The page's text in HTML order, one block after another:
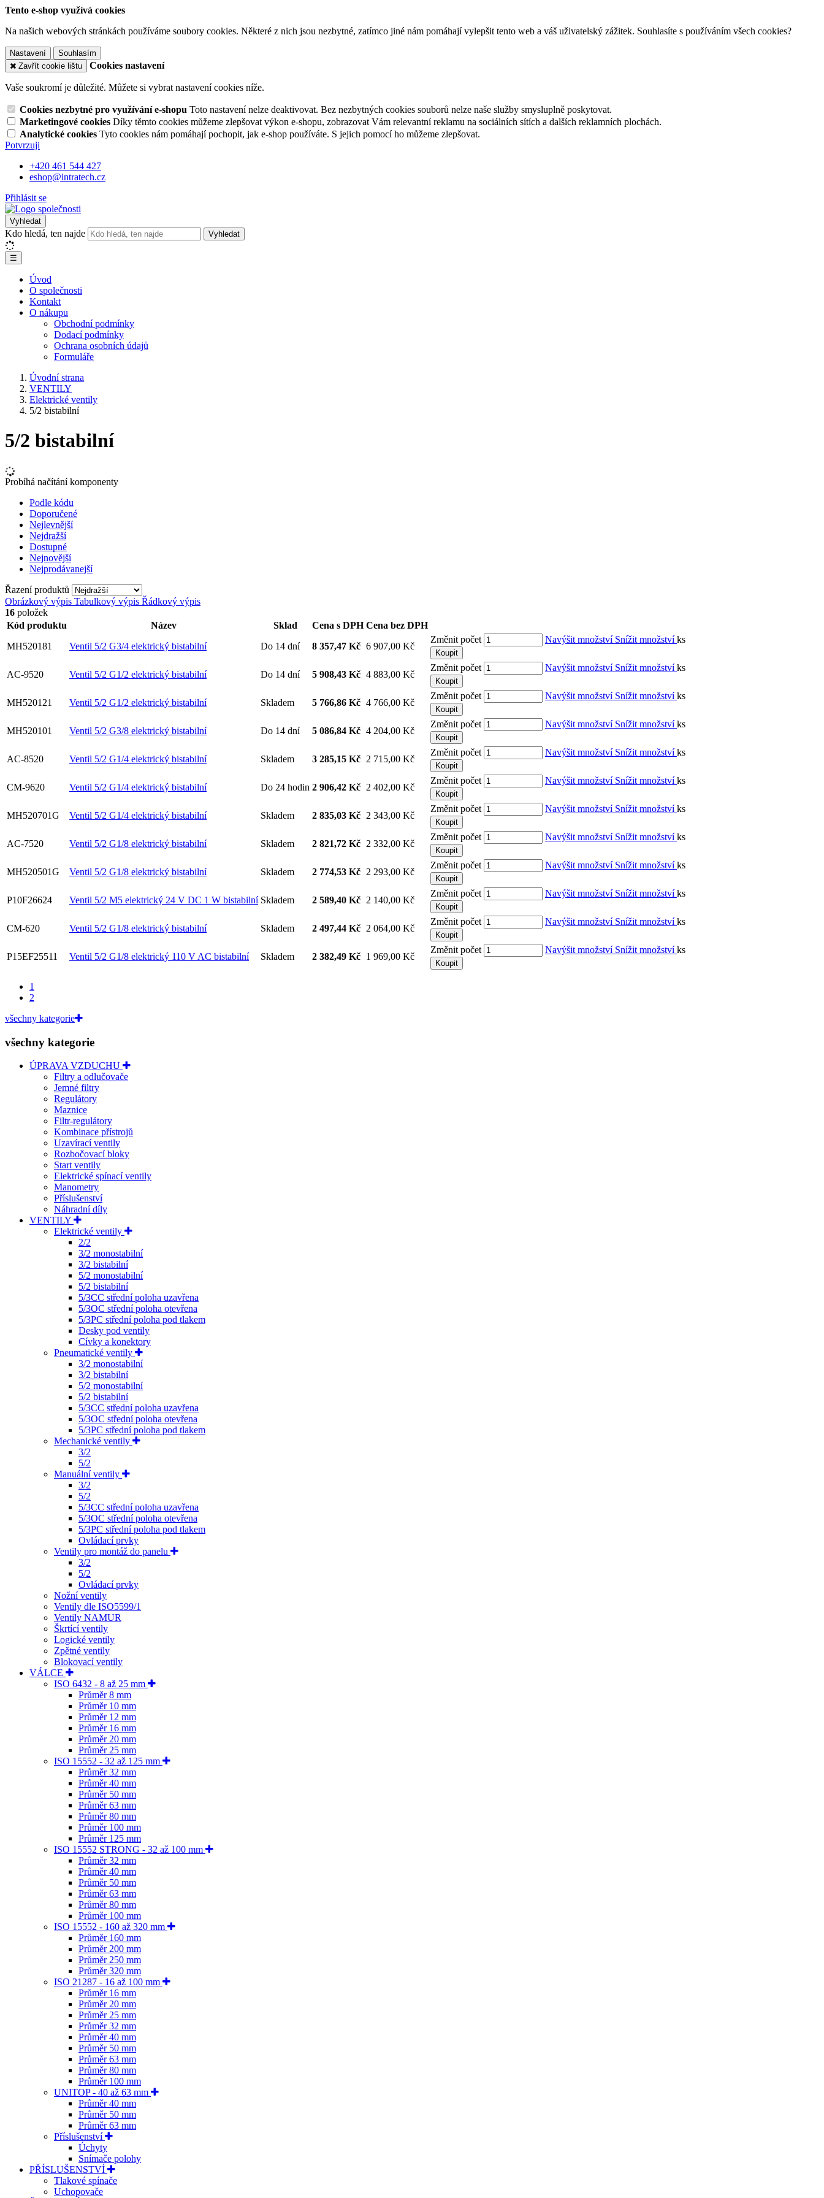
Tento e-shop využívá cookies
Na našich webových stránkách používáme soubory cookies. Některé z nich jsou nezbytné, zatímco jiné nám pomáhají vylepšit tento web a váš uživatelský zážitek. Souhlasíte s používáním všech cookies?
Nastavení
Souhlasím
Zavřít cookie lištu
Cookies nastavení
Vaše soukromí je důležité. Můžete si vybrat nastavení cookies níže.
Cookies nezbytné pro využívání e-shopu Toto nastavení nelze deaktivovat. Bez nezbytných cookies souborů nelze naše služby smysluplně poskytovat.
Marketingové cookies Díky těmto cookies můžeme zlepšovat výkon e-shopu, zobrazovat Vám relevantní reklamu na sociálních sítích a dalších reklamních plochách.
Analytické cookies Tyto cookies nám pomáhají pochopit, jak e-shop používáte. S jejich pomocí ho můžeme zlepšovat.
Potvrzuji
+420 461 544 427
eshop@intratech.cz
Přihlásit se
Vyhledat
Kdo hledá, ten najde Vyhledat
☰
Úvod
O společnosti
Kontakt
O nákupu
Obchodní podmínky
Dodací podmínky
Ochrana osobních údajů
Formuláře
Úvodní strana
VENTILY
Elektrické ventily
5/2 bistabilní
5/2 bistabilní
Probíhá načítání komponenty
Podle kódu
Doporučené
Nejlevnější
Nejdražší
Dostupné
Nejnovější
Nejprodávanejší
Řazení produktů
Obrázkový výpis Tabulkový výpis Řádkový výpis
16 položek
Kód produktu
Název Sklad Cena s DPH Cena bez DPH
MH520181
Ventil 5/2 G3/4 elektrický bistabilní Do 14 dní 8 357,47 Kč 6 907,00 Kč
Změnit počet Navýšit množství Snížit množstvíks
Koupit
AC-9520 Ventil 5/2 G1/2 elektrický bistabilní Do 14 dní 5 908,43 Kč 4 883,00 Kč
Změnit počet Navýšit množství Snížit množstvíks
Koupit
MH520121 Ventil 5/2 G1/2 elektrický bistabilní Skladem 5 766,86 Kč 4 766,00 Kč
Změnit počet Navýšit množství Snížit množstvíks
Koupit
MH520101 Ventil 5/2 G3/8 elektrický bistabilní Do 14 dní 5 086,84 Kč 4 204,00 Kč
Změnit počet Navýšit množství Snížit množstvíks
Koupit
AC-8520 Ventil 5/2 G1/4 elektrický bistabilní Skladem 3 285,15 Kč 2 715,00 Kč
Změnit počet Navýšit množství Snížit množstvíks
Koupit
CM-9620 Ventil 5/2 G1/4 elektrický bistabilní Do 24 hodin 2 906,42 Kč 2 402,00 Kč
Změnit počet Navýšit množství Snížit množstvíks
Koupit
MH520701G Ventil 5/2 G1/4 elektrický bistabilní Skladem 2 835,03 Kč 2 343,00 Kč
Změnit počet Navýšit množství Snížit množstvíks
Koupit
AC-7520 Ventil 5/2 G1/8 elektrický bistabilní Skladem 2 821,72 Kč 2 332,00 Kč
Změnit počet Navýšit množství Snížit množstvíks
Koupit
MH520501G Ventil 5/2 G1/8 elektrický bistabilní Skladem 2 774,53 Kč 2 293,00 Kč
Změnit počet Navýšit množství Snížit množstvíks
Koupit
P10F26624 Ventil 5/2 M5 elektrický 24 V DC 1 W bistabilní Skladem 2 589,40 Kč 2 140,00 Kč
Změnit počet Navýšit množství Snížit množstvíks
Koupit
CM-620 Ventil 5/2 G1/8 elektrický bistabilní Skladem 2 497,44 Kč 2 064,00 Kč
Změnit počet Navýšit množství Snížit množstvíks
Koupit
P15EF25511 Ventil 5/2 G1/8 elektrický 110 V AC bistabilní Skladem 2 382,49 Kč 1 969,00 Kč
Změnit počet Navýšit množství Snížit množstvíks
Koupit
1
2
všechny kategorie
všechny kategorie
ÚPRAVA VZDUCHU
Filtry a odlučovače
Jemné filtry
Regulátory
Maznice
Filtr-regulátory
Kombinace přístrojů
Uzavírací ventily
Rozbočovací bloky
Start ventily
Elektrické spínací ventily
Manometry
Příslušenství
Náhradní díly
VENTILY
Elektrické ventily
2/2
3/2 monostabilní
3/2 bistabilní
5/2 monostabilní
5/2 bistabilní
5/3CC střední poloha uzavřena
5/3OC střední poloha otevřena
5/3PC střední poloha pod tlakem
Desky pod ventily
Cívky a konektory
Pneumatické ventily
3/2 monostabilní
3/2 bistabilní
5/2 monostabilní
5/2 bistabilní
5/3CC střední poloha uzavřena
5/3OC střední poloha otevřena
5/3PC střední poloha pod tlakem
Mechanické ventily
3/2
5/2
Manuální ventily
3/2
5/2
5/3CC střední poloha uzavřena
5/3OC střední poloha otevřena
5/3PC střední poloha pod tlakem
Ovládací prvky
Ventily pro montáž do panelu
3/2
5/2
Ovládací prvky
Nožní ventily
Ventily dle ISO5599/1
Ventily NAMUR
Škrtící ventily
Logické ventily
Zpětné ventily
Blokovací ventily
VÁLCE
ISO 6432 - 8 až 25 mm
Průměr 8 mm
Průměr 10 mm
Průměr 12 mm
Průměr 16 mm
Průměr 20 mm
Průměr 25 mm
ISO 15552 - 32 až 125 mm
Průměr 32 mm
Průměr 40 mm
Průměr 50 mm
Průměr 63 mm
Průměr 80 mm
Průměr 100 mm
Průměr 125 mm
ISO 15552 STRONG - 32 až 100 mm
Průměr 32 mm
Průměr 40 mm
Průměr 50 mm
Průměr 63 mm
Průměr 80 mm
Průměr 100 mm
ISO 15552 - 160 až 320 mm
Průměr 160 mm
Průměr 200 mm
Průměr 250 mm
Průměr 320 mm
ISO 21287 - 16 až 100 mm
Průměr 16 mm
Průměr 20 mm
Průměr 25 mm
Průměr 32 mm
Průměr 40 mm
Průměr 50 mm
Průměr 63 mm
Průměr 80 mm
Průměr 100 mm
UNITOP - 40 až 63 mm
Průměr 40 mm
Průměr 50 mm
Průměr 63 mm
Příslušenství
Úchyty
Snímače polohy
PŘÍSLUŠENSTVÍ
Tlakové spínače
Uchopovače